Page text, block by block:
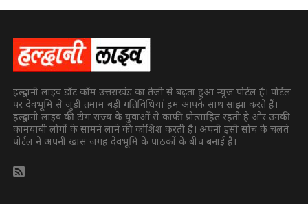
हल्द्वानी लाइव डॉट कॉम उत्तराखंड का तेजी से बढ़ता हुआ न्यूज पोर्टल है। पोर्टल
पर देवभूमि से जुड़ी तमाम बड़ी गतिविधियां हम आपके साथ साझा करते हैं।
हल्द्वानी लाइव की टीम राज्य के युवाओं से काफी प्रोत्साहित रहती है और उनकी
कामयाबी लोगों के सामने लाने की कोशिश करती है। अपनी इसी सोच के चलते
पोर्टल ने अपनी खास जगह देवभूमि के पाठकों के बीच बनाई है।